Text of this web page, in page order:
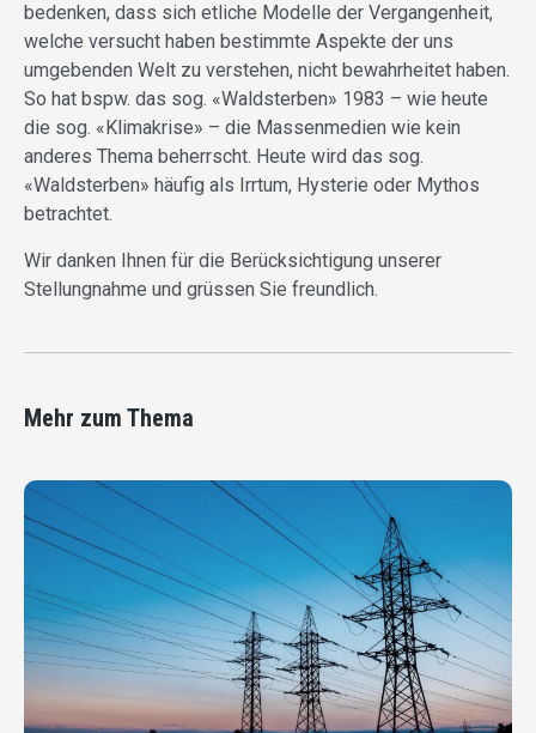
bedenken, dass sich etliche Modelle der Vergangenheit,
welche versucht haben bestimmte Aspekte der uns
umgebenden Welt zu verstehen, nicht bewahrheitet haben.
So hat bspw. das sog. «Waldsterben» 1983 – wie heute
die sog. «Klimakrise» – die Massenmedien wie kein
anderes Thema beherrscht. Heute wird das sog.
«Waldsterben» häufig als Irrtum, Hysterie oder Mythos
betrachtet.
Wir danken Ihnen für die Berücksichtigung unserer
Stellungnahme und grüssen Sie freundlich.
Mehr zum Thema